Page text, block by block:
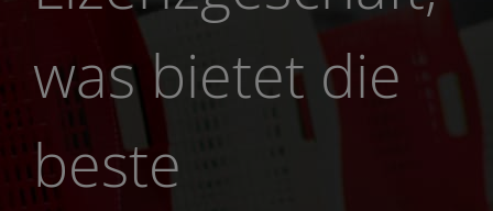
was bietet die
beste